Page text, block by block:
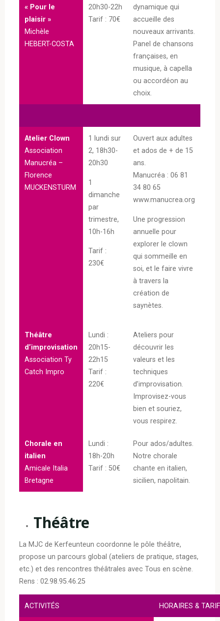
« Pour le
plaisir »
Michèle
HEBERT-COSTA
20h30-22h
Tarif : 70€
dynamique qui
accueille des
nouveaux arrivants.
Panel de chansons
françaises, en
musique, à capella
ou accordéon au
choix.
Atelier Clown
Association
Manucréa –
Florence
MUCKENSTURM
1 lundi sur
2, 18h30-
20h30
1
dimanche
par
trimestre,
10h-16h
Tarif :
230€
Ouvert aux adultes
et ados de + de 15
ans.
Manucréa : 06 81
34 80 65
www.manucrea.org
Une progression
annuelle pour
explorer le clown
qui sommeille en
soi, et le faire vivre
à travers la
création de
saynètes.
Théâtre
d’improvisation
Association Ty
Catch Impro
Lundi :
20h15-
22h15
Tarif :
220€
Ateliers pour
découvrir les
valeurs et les
techniques
d’improvisation.
Improvisez-vous
bien et souriez,
vous respirez.
Chorale en
italien
Amicale Italia
Bretagne
Lundi :
18h-20h
Tarif : 50€
Pour ados/adultes.
Notre chorale
chante en italien,
sicilien, napolitain.
Théâtre
La MJC de Kerfeunteun coordonne le pôle théâtre,
propose un parcours global (ateliers de pratique, stages,
etc.) et des rencontres théâtrales avec Tous en scène.
Rens : 02.98.95.46.25
ACTIVITÉS HORAIRES &